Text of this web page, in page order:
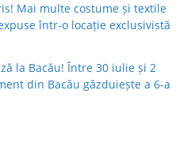
Mai multe costume și textile
într-o locație exclusivistă
la Bacău! Între 30 iulie și 2
din Bacău găzduiește a 6-a